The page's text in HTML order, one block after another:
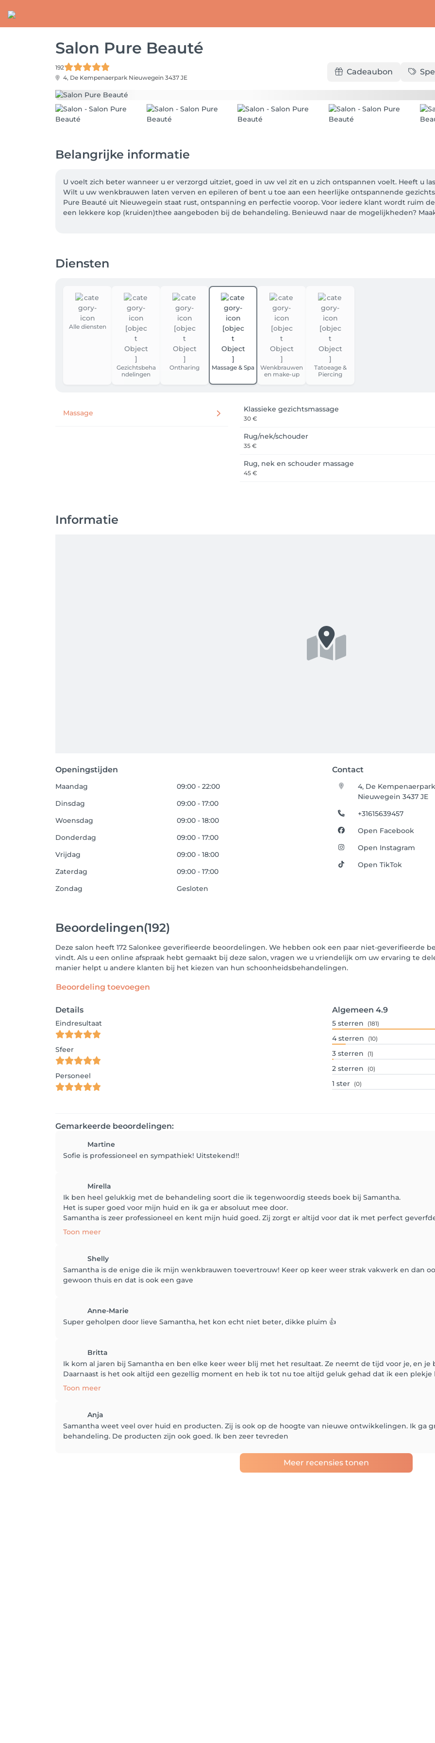
Salon Pure Beauté
192
4, De Kempenaerpark Nieuwegein 3437 JE
Cadeaubon
Belangrijke informatie
U voelt zich beter wanneer u er verzorgd uitziet, goed in uw vel zit en u zich ontspannen voelt. Heeft u
Wilt u uw wenkbrauwen laten verven en epileren of bent u toe aan een heerlijke ontspannende
Pure Beauté uit Nieuwegein staat rust, ontspanning en perfectie voorop. Voor iedere klant wordt ruim
een lekkere kop (kruiden)thee aangeboden bij de behandeling. Benieuwd naar de mogelijkheden?
Diensten
Alle diensten
Gezichtsbeha
ndelingen
Ontharing Massage & Spa
Wenkbrauwen
en make-up
Tatoeage &
Piercing
Massage Klassieke gezichtsmassage
30 €
Rug/nek/schouder
35 €
Rug, nek en schouder massage
45 €
Informatie
Openingstijden Contact
Maandag
09:00 - 22:00
Dinsdag
09:00 - 17:00
Woensdag
09:00 - 18:00
Donderdag
09:00 - 17:00
Vrijdag
09:00 - 18:00
Zaterdag
09:00 - 17:00
Zondag
Gesloten
4, De
Nieuwegein 3437 JE
+31615639457
Open Facebook
Open Instagram
Open TikTok
Beoordelingen(192)
Deze salon heeft 172 Salonkee geverifieerde beoordelingen. We hebben ook een paar niet-geverifieerde
vindt. Als u een online afspraak hebt gemaakt bij deze salon, vragen we u vriendelijk om uw ervaring te
manier helpt u andere klanten bij het kiezen van hun schoonheidsbehandelingen.
Beoordeling toevoegen
Details
Eindresultaat
Sfeer
Personeel
Algemeen 4.9
5 sterren (181)
4 sterren (10)
3 sterren (1)
2 sterren (0)
1 ster (0)
Gemarkeerde beoordelingen:
Martine
Sofie is professioneel en sympathiek! Uitstekend!!
Mirella
Ik ben heel gelukkig met de behandeling soort die ik tegenwoordig steeds boek bij Samantha.
Het is super goed voor mijn huid en ik ga er absoluut mee door.
Samantha is zeer professioneel en kent mijn huid goed. Zij zorgt er altijd voor dat ik met perfect
Toon meer
Shelly
Samantha is de enige die ik mijn wenkbrauwen toevertrouw! Keer op keer weer strak vakwerk en dan
gewoon thuis en dat is ook een gave
Anne-Marie
Super geholpen door lieve Samantha, het kon echt niet beter, dikke pluim 👍
Britta
Ik kom al jaren bij Samantha en ben elke keer weer blij met het resultaat. Ze neemt de tijd voor je, en je
Daarnaast is het ook altijd een gezellig moment en heb ik tot nu toe altijd geluk gehad dat ik een
Toon meer
Anja
Samantha weet veel over huid en producten. Zij is ook op de hoogte van nieuwe ontwikkelingen. Ik ga
behandeling. De producten zijn ook goed. Ik ben zeer tevreden
Meer recensies tonen